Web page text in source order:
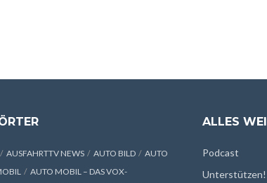
AUSFAHRTTV NEWS AUTO BILD
AUTO
AUTO MOBIL – DAS VOX-
ALLES
Podcast
Unterstützen!